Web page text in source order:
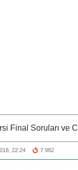
Final Soruları ve
22:24 7 982